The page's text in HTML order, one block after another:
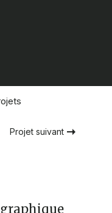
Projet suivant